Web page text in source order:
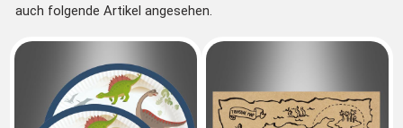
auch folgende Artikel angesehen.